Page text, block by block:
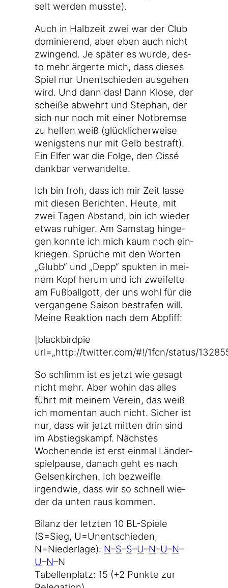
selt wer­den musste).
Auch in Halb­zeit zwei war der Club
domi­nie­rend, aber eben auch nicht
zwin­gend. Je spä­ter es wur­de, des­
to mehr ärger­te mich, dass die­ses
Spiel nur Unent­schie­den aus­ge­hen
wird. Und dann das! Dann Klo­se, der
schei­ße abwehrt und Ste­phan, der
sich nur noch mit einer Not­brem­se
zu hel­fen weiß (glück­li­cher­wei­se
wenigs­tens nur mit Gelb bestraft).
Ein Elfer war die Fol­ge, den Cis­sé
dank­bar verwandelte.
Ich bin froh, dass ich mir Zeit las­se
mit die­sen Berich­ten. Heu­te, mit
zwei Tagen Abstand, bin ich wie­der
etwas ruhi­ger. Am Sams­tag hin­ge­
gen konn­te ich mich kaum noch ein­
krie­gen. Sprü­che mit den Wor­ten
„Glubb“ und „Depp“ spuk­ten in mei­
nem Kopf her­um und ich zwei­fel­te
am Fuß­ball­gott, der uns wohl für die
ver­gan­ge­ne Sai­son bestra­fen will.
Mei­ne Reak­ti­on nach dem Abpfiff:
[black­bird­pie
url=„http://twitter.com/#!/1fcn/status/
So schlimm ist es jetzt wie gesagt
nicht mehr. Aber wohin das alles
führt mit mei­nem Ver­ein, das weiß
ich momen­tan auch nicht. Sicher ist
nur, dass wir jetzt mit­ten drin sind
im Abstiegs­kampf. Nächs­tes
Wochen­en­de ist erst ein­mal Län­der­
spiel­pau­se, danach geht es nach
Gel­sen­kir­chen. Ich bezweif­le
irgend­wie, dass wir so schnell wie­
der da unten raus kommen.
Bilanz der letz­ten 10 BL-Spiele
(S=Sieg, U=Unentschieden,
N=Niederlage): N–S–S–U–N–U–N–
U–N–N
Tabel­len­platz: 15 (+2 Punk­te zur